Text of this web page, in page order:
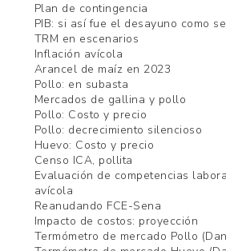
Plan de contingencia
PIB: si así fue el desayuno como
TRM en escenarios
Inflación avícola
Arancel de maíz en 2023
Pollo: en subasta
Mercados de gallina y pollo
Pollo: Costo y precio
Pollo: decrecimiento silencioso
Huevo: Costo y precio
Censo ICA, pollita
Evaluación de competencias
avícola
Reanudando FCE-Sena
Impacto de costos: proyección
Termómetro de mercado Pollo